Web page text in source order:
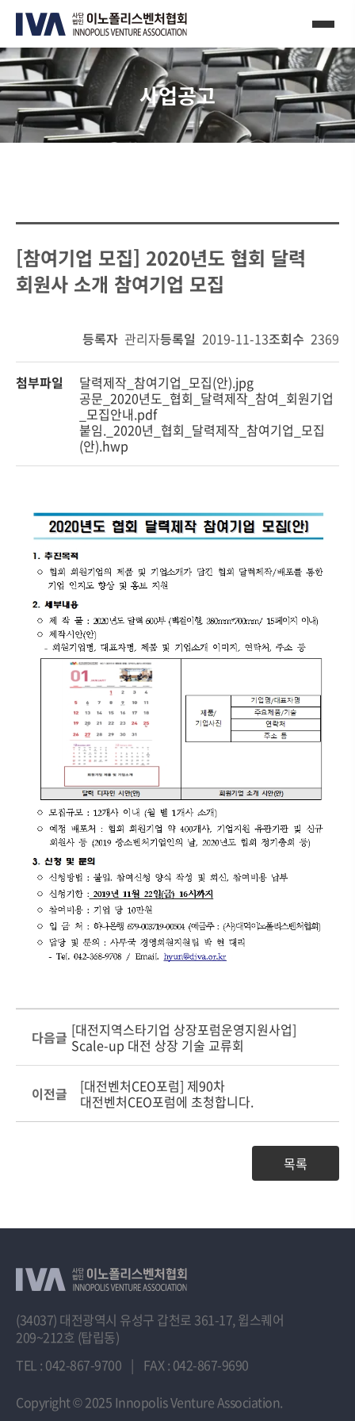
사업공고
[참여기업 모집] 2020년도 협회 달력
회원사 소개 참여기업 모집
등록자 관리자등록일 2019-11-13조회수 2369
첨부파일
달력제작_참여기업_모집(안).jpg
공문_2020년도_협회_달력제작_참여_회원기업
_모집안내.pdf
붙임._2020년_협회_달력제작_참여기업_모집
(안).hwp
다음글 [대전지역스타기업 상장포럼운영지원사업]
Scale-up 대전 상장 기술 교류회
이전글
[대전벤처CEO포럼] 제90차
대전벤처CEO포럼에 초청합니다.
목록
(34037) 대전광역시 유성구 갑천로 361-17, 윕스퀘어
209~212호 (탑립동)
TEL : 042-867-9700 | FAX : 042-867-9690
Copyright© 2025 Innopolis Venture Association.